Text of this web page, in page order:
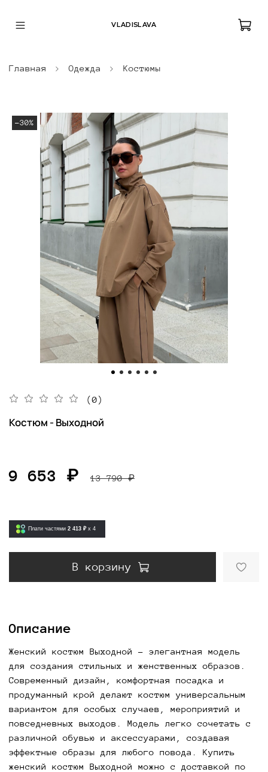
VLADISLAVA
Главная Одежда Костюмы
-30%
(0)
Костюм - Выходной
9 653 ₽ 13 790 ₽
Плати частями 2 413 ₽ x 4
В корзину
Описание
Женский костюм Выходной - элегантная модель
для создания стильных и женственных образов.
Современный дизайн, комфортная посадка и
продуманный крой делают костюм универсальным
вариантом для особых случаев, мероприятий и
повседневных выходов. Модель легко сочетать с
различной обувью и аксессуарами, создавая
эффектные образы для любого повода. Купить
женский костюм Выходной можно с доставкой по